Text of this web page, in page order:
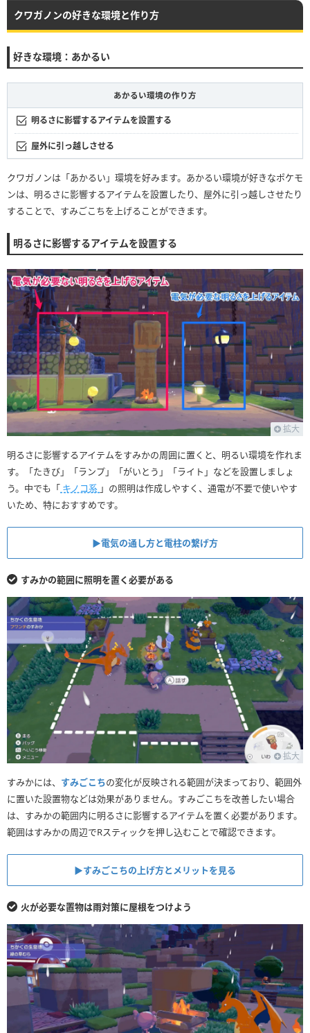
クワガノンの好きな環境と作り方
好きな環境：あかるい
あかるい環境の作り方
明るさに影響するアイテムを設置する
屋外に引っ越しさせる
クワガノンは「あかるい」環境を好みます。あかるい環境が好きなポケモ
ンは、明るさに影響するアイテムを設置したり、屋外に引っ越しさせたり
することで、すみごこちを上げることができます。
明るさに影響するアイテムを設置する
拡大
明るさに影響するアイテムをすみかの周囲に置くと、明るい環境を作れま
す。「たきび」「ランプ」「がいとう」「ライト」などを設置しましょ
う。中でも「 キノコ系 」の照明は作成しやすく、通電が不要で使いやす
いため、特におすすめです。
▶︎電気の通し方と電柱の繋げ方
すみかの範囲に照明を置く必要がある
拡大
すみかには、 すみごこちの変化が反映される範囲が決まっており、範囲外
に置いた設置物などは効果がありません。すみごこちを改善したい場合
は、すみかの範囲内に明るさに影響するアイテムを置く必要があります。
範囲はすみかの周辺でRスティックを押し込むことで確認できます。
▶︎すみごこちの上げ方とメリットを見る
火が必要な置物は雨対策に屋根をつけよう